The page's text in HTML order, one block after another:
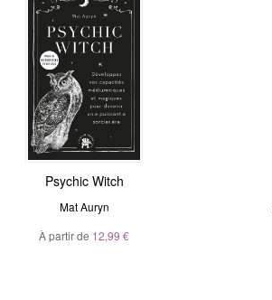
Nouveauté
Magic Stickers - Nature
André Sanchez
20,00 €
Psychic Witch
Mat Auryn
À partir de 12,99 €